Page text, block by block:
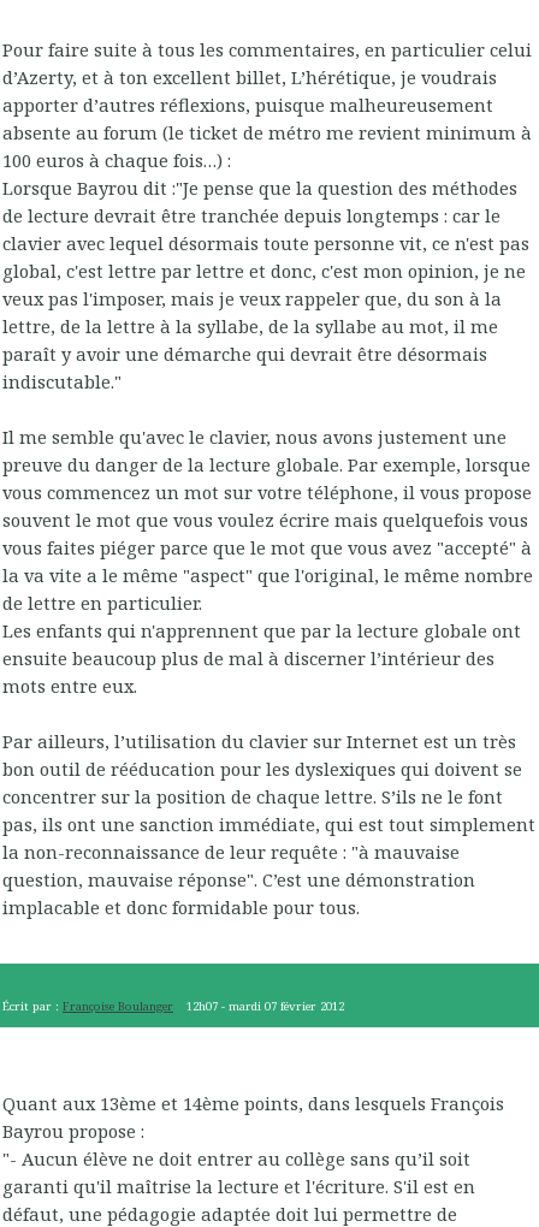
Pour faire suite à tous les commentaires, en particulier celui
d’Azerty, et à ton excellent billet, L’hérétique, je voudrais
apporter d’autres réflexions, puisque malheureusement
absente au forum (le ticket de métro me revient minimum à
100 euros à chaque fois…) :
Lorsque Bayrou dit :"Je pense que la question des méthodes
de lecture devrait être tranchée depuis longtemps : car le
clavier avec lequel désormais toute personne vit, ce n'est pas
global, c'est lettre par lettre et donc, c'est mon opinion, je ne
veux pas l'imposer, mais je veux rappeler que, du son à la
lettre, de la lettre à la syllabe, de la syllabe au mot, il me
paraît y avoir une démarche qui devrait être désormais
indiscutable."
Il me semble qu'avec le clavier, nous avons justement une
preuve du danger de la lecture globale. Par exemple, lorsque
vous commencez un mot sur votre téléphone, il vous propose
souvent le mot que vous voulez écrire mais quelquefois vous
vous faites piéger parce que le mot que vous avez "accepté" à
la va vite a le même "aspect" que l'original, le même nombre
de lettre en particulier.
Les enfants qui n'apprennent que par la lecture globale ont
ensuite beaucoup plus de mal à discerner l’intérieur des
mots entre eux.
Par ailleurs, l’utilisation du clavier sur Internet est un très
bon outil de rééducation pour les dyslexiques qui doivent se
concentrer sur la position de chaque lettre. S’ils ne le font
pas, ils ont une sanction immédiate, qui est tout simplement
la non-reconnaissance de leur requête : "à mauvaise
question, mauvaise réponse". C’est une démonstration
implacable et donc formidable pour tous.
Écrit par : Françoise Boulanger 12h07 -mardi 07 février 2012
Quant aux 13ème et 14ème points, dans lesquels François
Bayrou propose :
"- Aucun élève ne doit entrer au collège sans qu’il soit
garanti qu'il maîtrise la lecture et l'écriture. S'il est en
défaut, une pédagogie adaptée doit lui permettre de